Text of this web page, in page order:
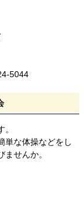
5044
単な体操などをし
せんか。